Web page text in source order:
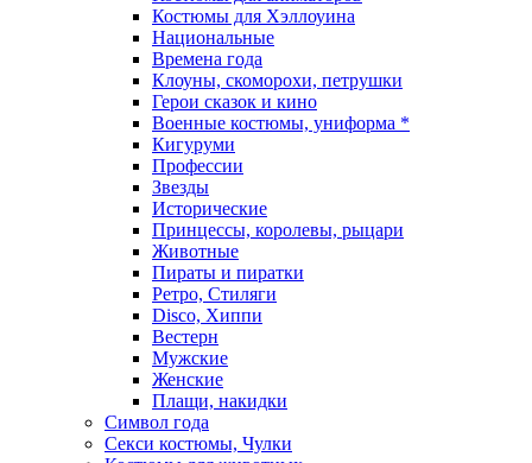
Костюмы для Хэллоуина
Национальные
Времена года
Клоуны, скоморохи, петрушки
Герои сказок и кино
Военные костюмы, униформа *
Кигуруми
Профессии
Звезды
Исторические
Принцессы, королевы, рыцари
Животные
Пираты и пиратки
Ретро, Стиляги
Disco, Хиппи
Вестерн
Мужские
Женские
Плащи, накидки
Символ года
Секси костюмы, Чулки